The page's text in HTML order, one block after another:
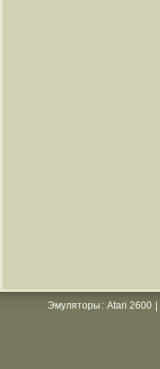
Эмуляторы : Atari 2600